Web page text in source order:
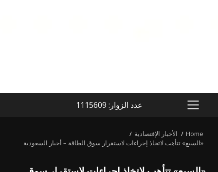
PRIMARY
عدد الزوار: 1115609
Home
الأخبار الإقتصادية
«السبع» تتأهب لاتخاذ إجراءات لاستقرار سوق الطاقة – أخبار السعودية